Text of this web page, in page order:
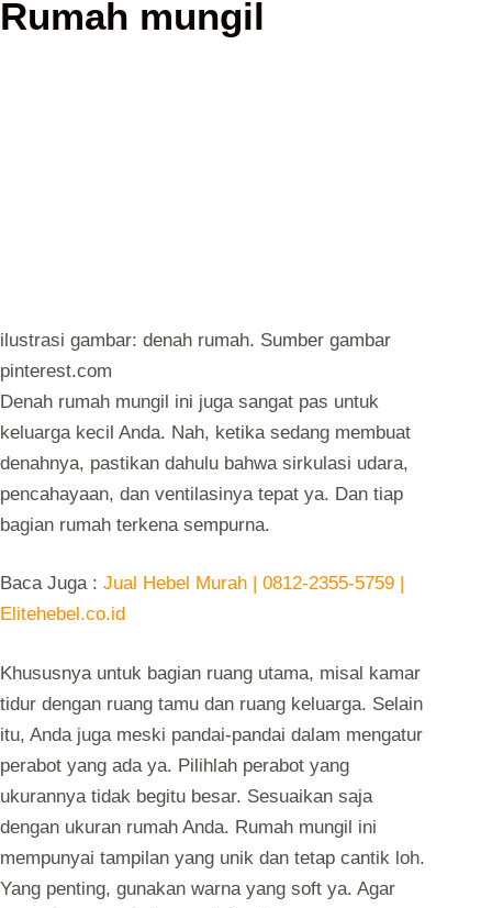
Rumah mungil
ilustrasi gambar: denah rumah. Sumber gambar
pinterest.com
Denah rumah mungil ini juga sangat pas untuk
keluarga kecil Anda. Nah, ketika sedang membuat
denahnya, pastikan dahulu bahwa sirkulasi udara,
pencahayaan, dan ventilasinya tepat ya. Dan tiap
bagian rumah terkena sempurna.
Baca Juga : Jual Hebel Murah | 0812-2355-5759 |
Elitehebel.co.id
Khususnya untuk bagian ruang utama, misal kamar
tidur dengan ruang tamu dan ruang keluarga. Selain
itu, Anda juga meski pandai-pandai dalam mengatur
perabot yang ada ya. Pilihlah perabot yang
ukurannya tidak begitu besar. Sesuaikan saja
dengan ukuran rumah Anda. Rumah mungil ini
mempunyai tampilan yang unik dan tetap cantik loh.
Yang penting, gunakan warna yang soft ya. Agar